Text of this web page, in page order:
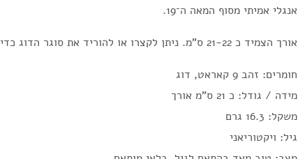
אנגלי אמיתי מסוף המאה ה־19.
אורך הצמיד כ 21-22 ס"מ. ניתן לקצרו או להוריד את סוגר הדוג כדי לקצר אצל תכשיטן.
חומרים: זהב 9 קאראט, דוג
מידה / גודל: כ 21 ס"מ אורך
משקל: 16.3 גרם
גיל: ויקטוריאני